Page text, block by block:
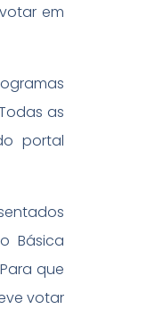
em
as
portal
Básica
que
votar